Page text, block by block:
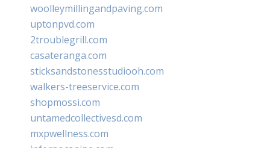
woolleymillingandpaving.com
uptonpvd.com
2troublegrill.com
casateranga.com
sticksandstonesstudiooh.com
walkers-treeservice.com
shopmossi.com
untamedcollectivesd.com
mxpwellness.com